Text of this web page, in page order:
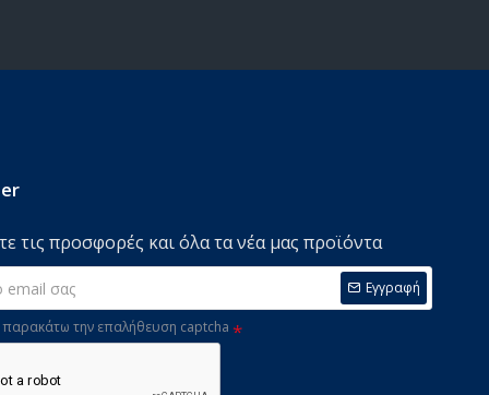
τις προσφορές και όλα τα νέα μας προϊόντα
Εγγραφή
την επαλήθευση captcha